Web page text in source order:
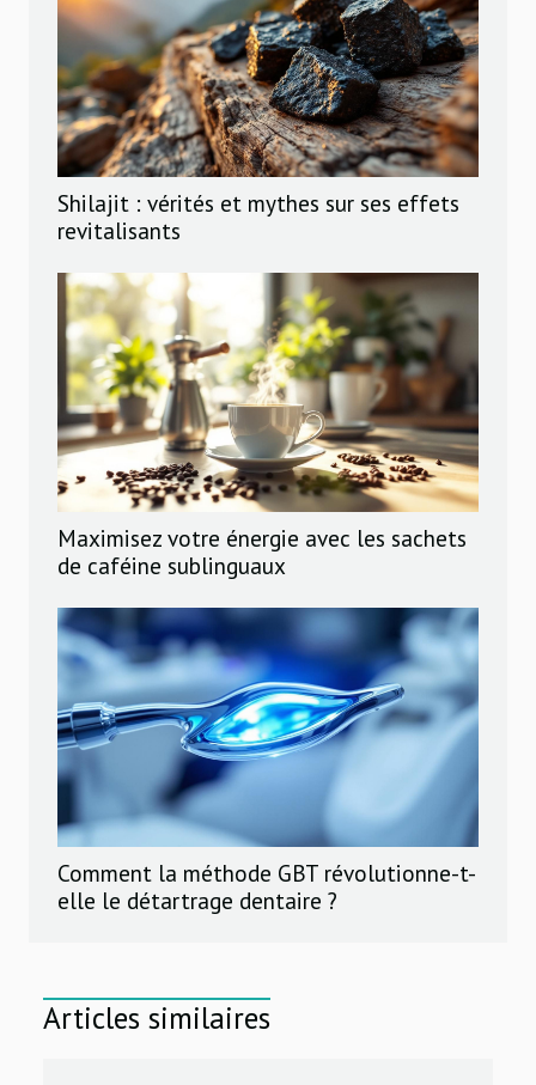
Shilajit : vérités et mythes sur ses effets
revitalisants
Maximisez votre énergie avec les sachets
de caféine sublinguaux
Comment la méthode GBT révolutionne-t-
elle le détartrage dentaire ?
Articles similaires